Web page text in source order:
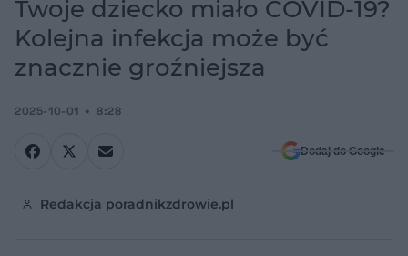
Twoje dziecko miało COVID-19?
Kolejna infekcja może być
znacznie groźniejsza
2025-10-01 8:28
Dodaj do Google
Redakcja poradnikzdrowie.pl